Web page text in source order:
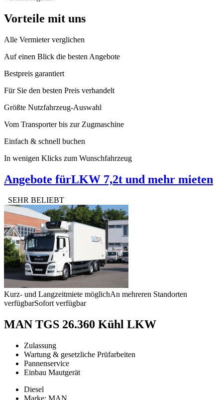
Vorteile mit uns
Alle Vermieter verglichen
Auf einen Blick die besten Angebote
Bestpreis garantiert
Für Sie den besten Preis verhandelt
Größte Nutzfahrzeug-Auswahl
Vom Transporter bis zur Zugmaschine
Einfach & schnell buchen
In wenigen Klicks zum Wunschfahrzeug
Angebote fürLKW 7,2t und mehr mieten
SEHR BELIEBT
Kurz- und Langzeitmiete möglichAn mehreren Standorten
verfügbarSofort verfügbar
MAN TGS 26.360 Kühl LKW
Zulassung
Wartung & gesetzliche Prüfarbeiten
Pannenservice
Einbau Mautgerät
Diesel
Marke: MAN